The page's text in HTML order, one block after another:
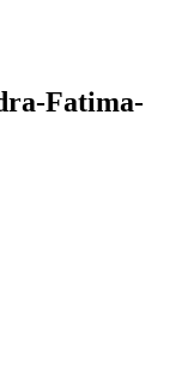
Fatima-